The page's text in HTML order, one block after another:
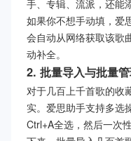
手、专辑、流派，还能
如果你不想手动填，爱
会自动从网络获取该歌
动补全。
2. 批量导入与批量
对于几百上千首歌的收
实。爱思助手支持多
Ctrl+A全选，然后一次